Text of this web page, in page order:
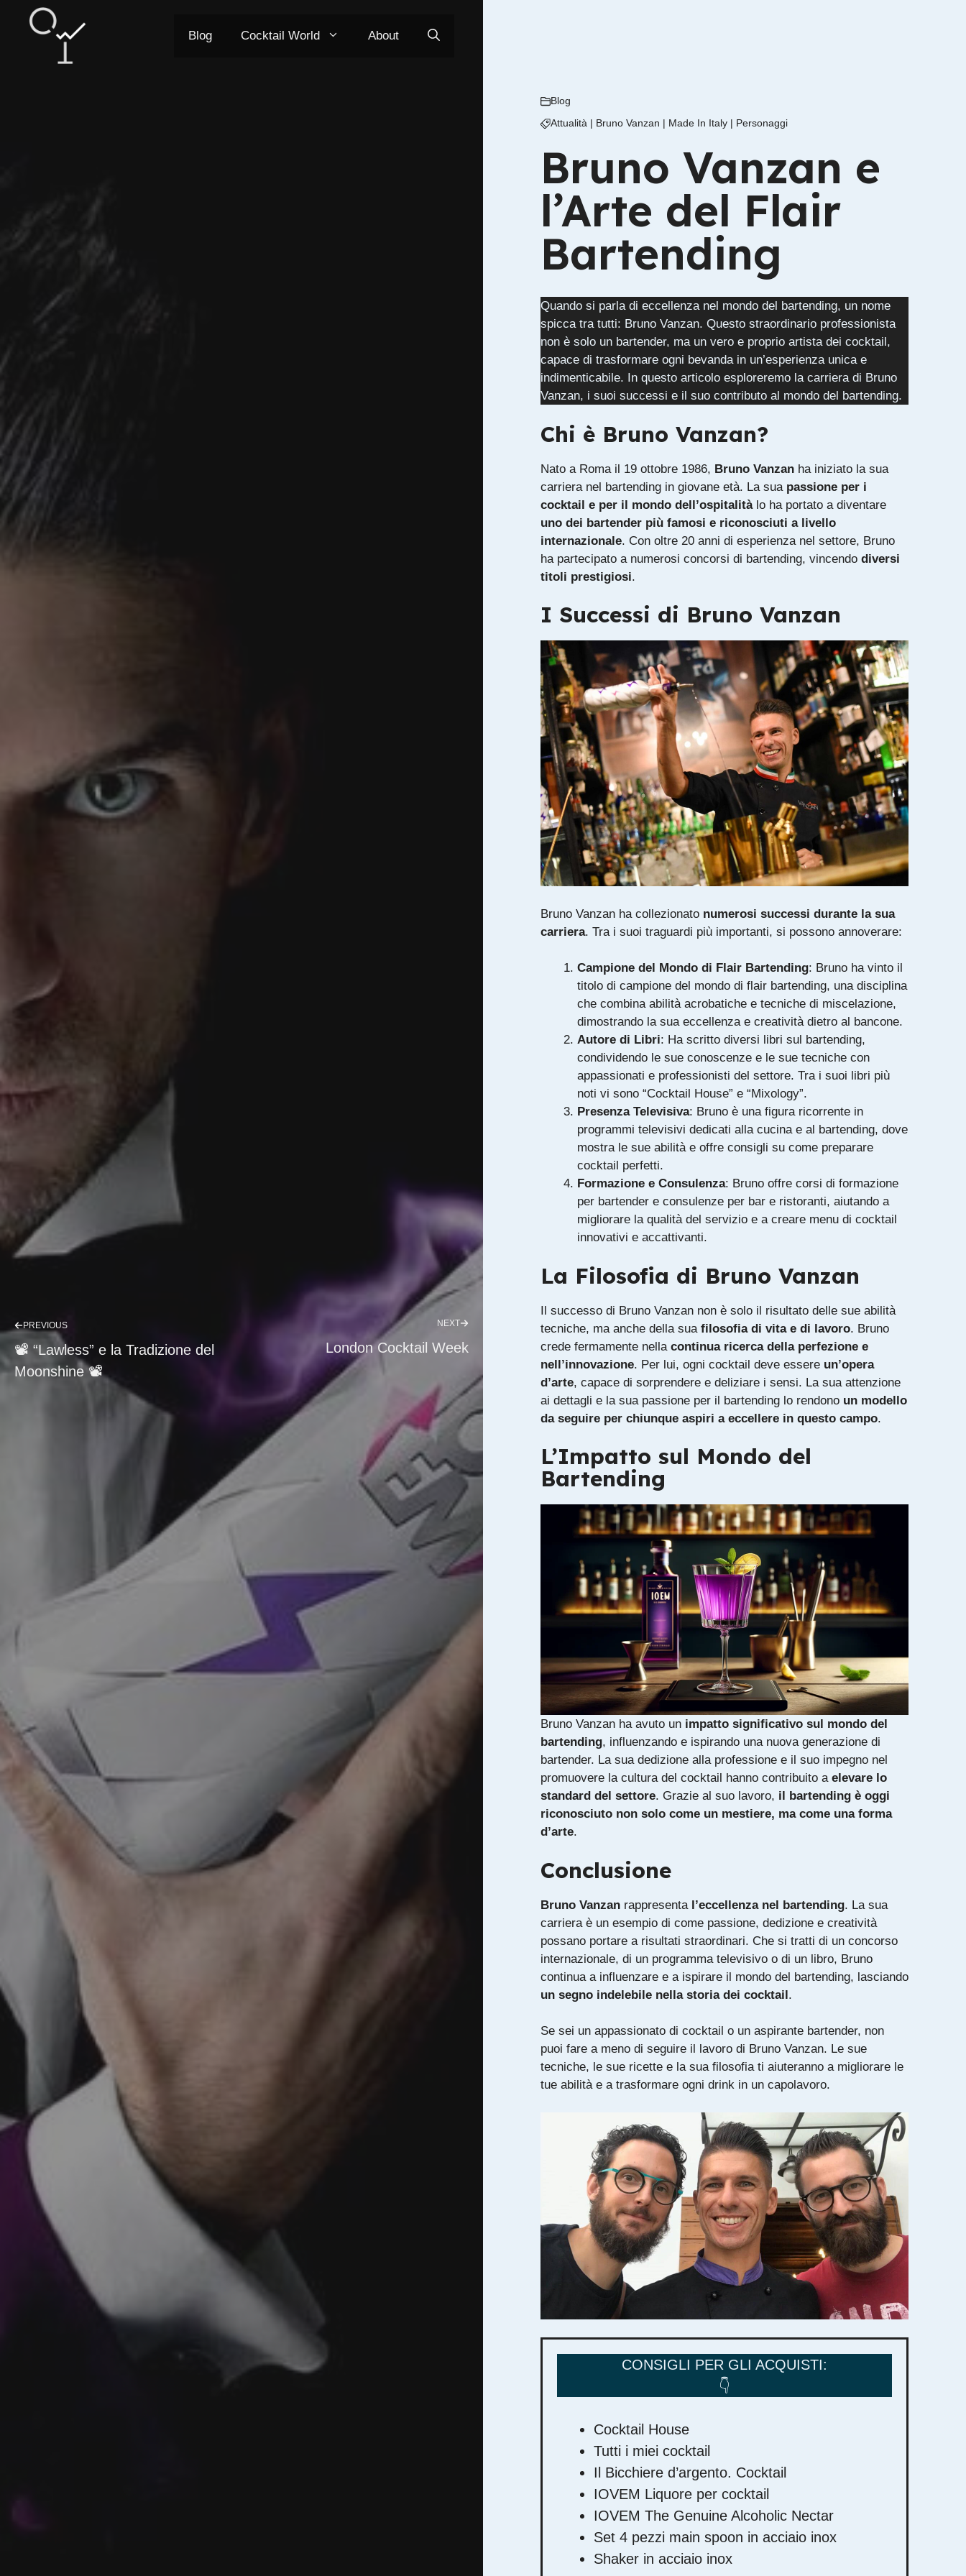
Blog Cocktail World About
PREVIOUS
📽 “Lawless” e la Tradizione del
Moonshine 📽
NEXT
London Cocktail Week
Blog
Attualità | Bruno Vanzan | Made In Italy | Personaggi
Bruno Vanzan e
l’Arte del Flair
Bartending
Quando si parla di eccellenza nel mondo del bartending, un nome
spicca tra tutti: Bruno Vanzan. Questo straordinario professionista
non è solo un bartender, ma un vero e proprio artista dei cocktail,
capace di trasformare ogni bevanda in un’esperienza unica e
indimenticabile. In questo articolo esploreremo la carriera di Bruno
Vanzan, i suoi successi e il suo contributo al mondo del bartending.
Chi è Bruno Vanzan?
Nato a Roma il 19 ottobre 1986, Bruno Vanzan ha iniziato la sua
carriera nel bartending in giovane età. La sua passione per i
cocktail e per il mondo dell’ospitalitàlo ha portato a diventare
uno dei bartender più famosi e riconosciuti a livello
internazionale. Con oltre 20 anni di esperienza nel settore, Bruno
ha partecipato a numerosi concorsi di bartending, vincendo diversi
titoli prestigiosi.
I Successi di Bruno Vanzan
Bruno Vanzan ha collezionato numerosi successi durante la sua
carriera. Tra i suoi traguardi più importanti, si possono annoverare:
Campione del Mondo di Flair Bartending: Bruno ha vinto il
titolo di campione del mondo di flair bartending, una disciplina
che combina abilità acrobatiche e tecniche di miscelazione,
dimostrando la sua eccellenza e creatività dietro al bancone.
Autore di Libri: Ha scritto diversi libri sul bartending,
condividendo le sue conoscenze e le sue tecniche con
appassionati e professionisti del settore. Tra i suoi libri più
noti vi sono “Cocktail House” e “Mixology”.
Presenza Televisiva: Bruno è una figura ricorrente in
programmi televisivi dedicati alla cucina e al bartending, dove
mostra le sue abilità e offre consigli su come preparare
cocktail perfetti.
Formazione e Consulenza: Bruno offre corsi di formazione
per bartender e consulenze per bar e ristoranti, aiutando a
migliorare la qualità del servizio e a creare menu di cocktail
innovativi e accattivanti.
La Filosofia di Bruno Vanzan
Il successo di Bruno Vanzan non è solo il risultato delle sue abilità
tecniche, ma anche della sua filosofia di vita e di lavoro. Bruno
crede fermamente nella continua ricerca della perfezione e
nell’innovazione. Per lui, ogni cocktail deve essere un’opera
d’arte, capace di sorprendere e deliziare i sensi. La sua attenzione
ai dettagli e la sua passione per il bartending lo rendono un modello
da seguire per chiunque aspiri a eccellere in questo campo.
L’Impatto sul Mondo del
Bartending
Bruno Vanzan ha avuto un impatto significativo sul mondo del
bartending, influenzando e ispirando una nuova generazione di
bartender. La sua dedizione alla professione e il suo impegno nel
promuovere la cultura del cocktail hanno contribuito a elevare lo
standard del settore. Grazie al suo lavoro, il bartending è oggi
riconosciuto non solo come un mestiere, ma come una forma
d’arte.
Conclusione
Bruno Vanzan rappresenta l’eccellenza nel bartending. La sua
carriera è un esempio di come passione, dedizione e creatività
possano portare a risultati straordinari. Che si tratti di un concorso
internazionale, di un programma televisivo o di un libro, Bruno
continua a influenzare e a ispirare il mondo del bartending, lasciando
un segno indelebile nella storia dei cocktail.
Se sei un appassionato di cocktail o un aspirante bartender, non
puoi fare a meno di seguire il lavoro di Bruno Vanzan. Le sue
tecniche, le sue ricette e la sua filosofia ti aiuteranno a migliorare le
tue abilità e a trasformare ogni drink in un capolavoro.
CONSIGLI PER GLI ACQUISTI:
👇
Cocktail House
Tutti i miei cocktail
Il Bicchiere d’argento. Cocktail
IOVEM Liquore per cocktail
IOVEM The Genuine Alcoholic Nectar
Set 4 pezzi main spoon in acciaio inox
Shaker in acciaio inox